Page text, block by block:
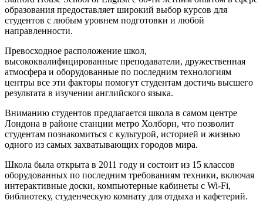
образования предоставляет широкий выбор курсов для
студентов с любым уровнем подготовки и любой
направленности.
Превосходное расположение школ,
высококвалифицированные преподаватели, дружественная
атмосфера и оборудованные по последним технологиям
центры все эти факторы помогут студентам достичь высшего
результата в изучении английского языка.
Вниманию студентов предлагается школа в самом центре
Лондона в районе станции метро Холборн, что позволит
студентам познакомиться с культурой, историей и жизнью
одного из самых захватывающих городов мира.
Школа была открыта в 2011 году и состоит из 15 классов
оборудованных по последним требованиям техники, включая
интерактивные доски, компьютерные кабинеты с Wi-Fi,
библиотеку, студенческую комнату для отдыха и кафетерий.